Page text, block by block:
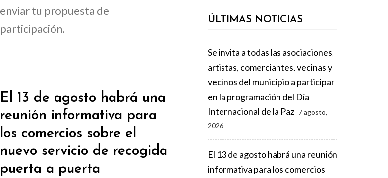
enviar tu propuesta de
participación.
El 13 de agosto habrá una
reunión informativa para
los comercios sobre el
nuevo servicio de recogida
puerta a puerta
ÚLTIMAS NOTICIAS
Se invita a todas las asociaciones,
artistas, comerciantes, vecinas y
vecinos del municipio a participar
en la programación del Día
Internacional de la Paz 7 agosto,
2026
El 13 de agosto habrá una reunión
informativa para los comercios